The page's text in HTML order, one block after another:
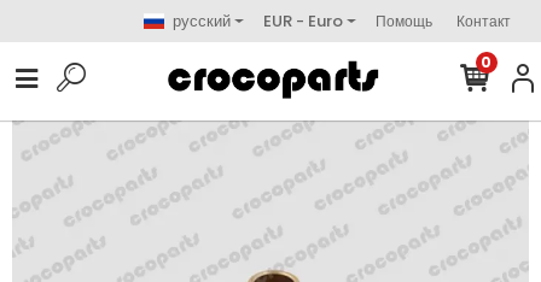
русский EUR - Euro Помощь Контакт
0